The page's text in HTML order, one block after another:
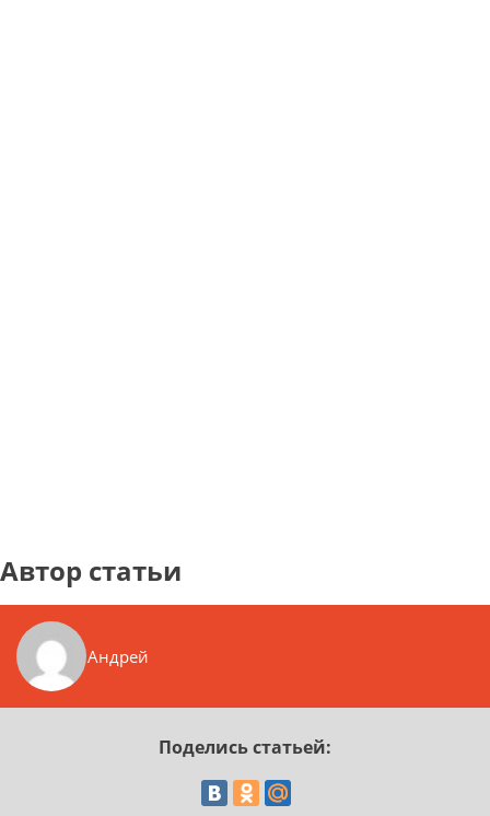
Автор статьи
Андрей
Поделись статьей: